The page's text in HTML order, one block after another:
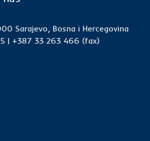
Sarajevo, Bosna i Hercegovina
| +387 33 263 466 (fax)